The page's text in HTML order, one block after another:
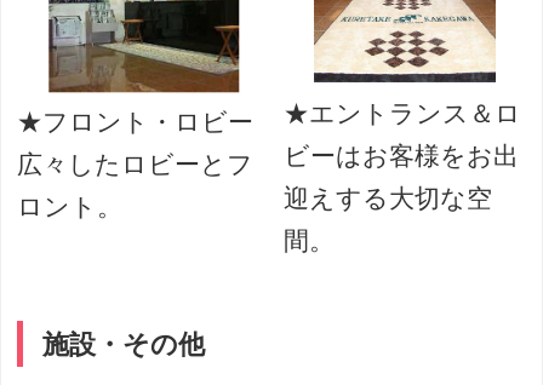
★フロント・ロビー
広々したロビーとフ
ロント。
★エントランス＆ロ
ビーはお客様をお出
迎えする大切な空
間。
施設・その他